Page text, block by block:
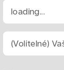
loading...
(Volitelné)